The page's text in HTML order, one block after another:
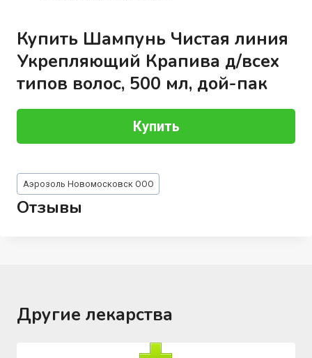
Купить Шампунь Чистая линия
Укрепляющий Крапива д/всех
типов волос, 500 мл, дой-пак
Купить
Метки
записи:
Аэрозоль Новомосковск ООО
Отзывы
Другие лекарства